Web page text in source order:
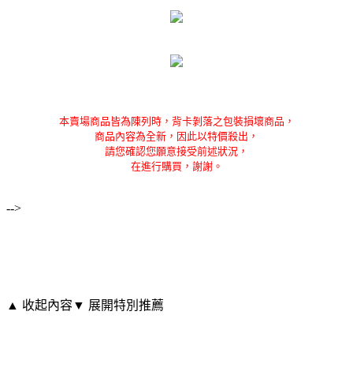
本賣場商品皆為陳列時，背卡剝落之包裝損壞商品，
商品內容為全新，因此以特價殺出，
請您確認您願意接受前述狀況，
在進行購買，謝謝。
-->
▲ 收起內容▼ 展開特別推薦